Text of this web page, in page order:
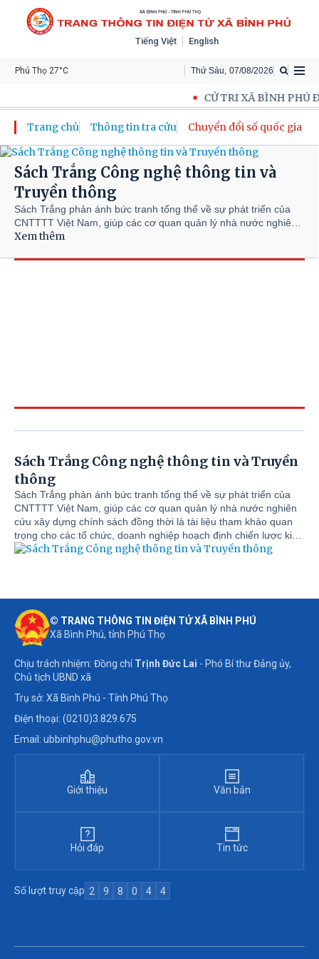
Tiếng Việt English
Thứ Sáu, 07/08/2026
Phú Thọ 27°C
CỬ TRI XÃ BÌNH PHÚ
Trang chủ Thông tin tra cứu Chuyển đổi số quốc gia
Sách Trắng Công nghệ thông tin và
Truyền thông
Sách Trắng phản ánh bức tranh tổng thể về sự phát triển của
CNTTTT Việt Nam, giúp các cơ quan quản lý nhà nước nghiên
cứu xây dựng chính sách đồng thời là tài liệu tham khảo quan
doanh, tìm kiếm cơ hội đầu tư, hợp tác trong lĩnh vực CNTT-TT
Xem thêm
Sách Trắng Công nghệ thông tin và Truyền
thông
Sách Trắng phản ánh bức tranh tổng thể về sự phát triển của
CNTTTT Việt Nam, giúp các cơ quan quản lý nhà nước nghiên
cứu xây dựng chính sách đồng thời là tài liệu tham khảo quan
trọng cho các tổ chức, doanh nghiệp hoạch định chiến lược kinh
doanh, tìm kiếm cơ hội đầu tư, hợp tác trong lĩnh vực CNTT-TT
© TRANG THÔNG TIN ĐIỆN TỬ XÃ BÌNH PHÚ
Xã Bình Phú, tỉnh Phú Thọ
Chịu trách nhiệm: Đồng chíTrịnh Đức Lai - Phó Bí thư Đảng ủy,
Chủ tịch UBND xã
Trụ sở: Xã Bình Phú - Tỉnh Phú Thọ
Điện thoại: (0210)3.829.675
Email: ubbinhphu@phutho.gov.vn
Giới thiệu Văn bản
Hỏi đáp Tin tức
Số lượt truy cập 2 9 8 0 4 4